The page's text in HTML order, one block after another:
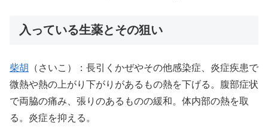
入っている生薬とその狙い
柴胡
（さいこ）：長引くかぜやその他感染症、炎症疾患で
微熱や熱の上がり下がりがあるもの熱を下げる。腹部症状
で両脇の痛み、張りのあるものの緩和。体内部の熱を取
る。炎症を抑える。